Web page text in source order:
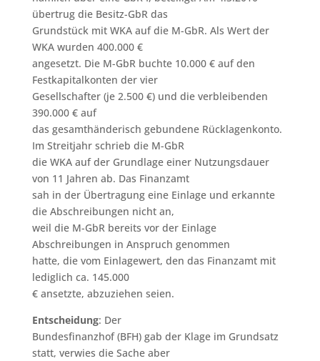
übertrug die Besitz-GbR das
Grundstück mit WKA auf die M-GbR. Als Wert der
WKA wurden 400.000 €
angesetzt. Die M-GbR buchte 10.000 € auf den
Festkapitalkonten der vier
Gesellschafter (je 2.500 €) und die verbleibenden
390.000 € auf
das gesamthänderisch gebundene Rücklagenkonto.
Im Streitjahr schrieb die M-GbR
die WKA auf der Grundlage einer Nutzungsdauer
von 11 Jahren ab. Das Finanzamt
sah in der Übertragung eine Einlage und erkannte
die Abschreibungen nicht an,
weil die M-GbR bereits vor der Einlage
Abschreibungen in Anspruch genommen
hatte, die vom Einlagewert, den das Finanzamt mit
lediglich ca. 145.000
€ ansetzte, abzuziehen seien.
Entscheidung: Der
Bundesfinanzhof (BFH) gab der Klage im Grundsatz
statt, verwies die Sache aber